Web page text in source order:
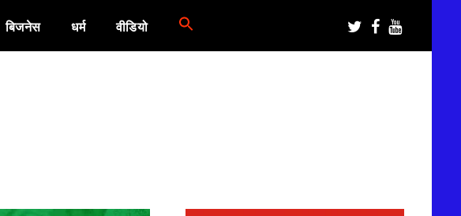
बिजनेस धर्म वीडियो